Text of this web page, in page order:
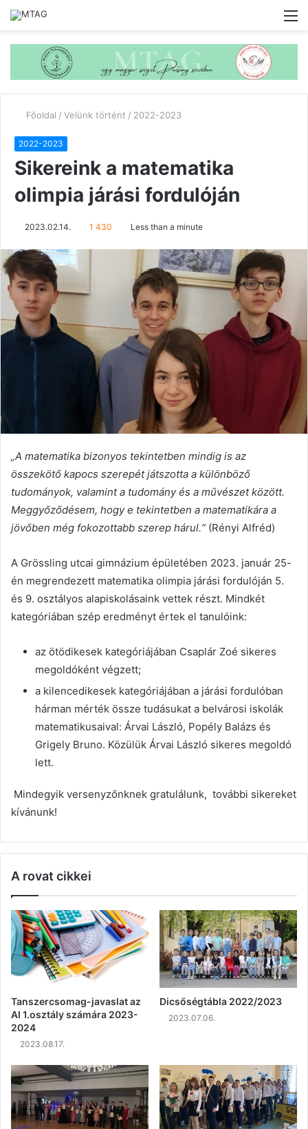
Főoldal / Velünk történt / 2022-2023
2022-2023
Sikereink a matematika
olimpia járási fordulóján
2023.02.14. 1 430 Less than a minute
„A matematika bizonyos tekintetben mindig is az
összekötő kapocs szerepét játszotta a különböző
tudományok, valamint a tudományés a művészet között.
Meggyőződésem, hogy e tekintetben a matematikára a
jövőben még fokozottabb szerep hárul.“ (Rényi Alfréd)
A Grössling utcai gimnázium épületében 2023. január 25-
én megrendezett matematika olimpia járási fordulóján 5.
és 9. osztályos alapiskolásaink vettek részt. Mindkét
kategóriában szép eredményt értek el tanulóink:
az ötödikesek kategóriájában Csaplár Zoé sikeres
megoldóként végzett;
a kilencedikesek kategóriájában a járási fordulóban
hárman mérték össze tudásukat a belvárosi iskolák
matematikusaival: Árvai László, Popély Balázs és
Grigely Bruno. Közülük Árvai László sikeres megoldó
lett.
Mindegyik versenyzőnknek gratulálunk, további sikereket
kívánunk!
A rovat cikkei
Tanszercsomag-javaslat az
AI 1.osztály számára 2023-
2024
2023.08.17.
Dicsőségtábla 2022/2023
2023.07.06.